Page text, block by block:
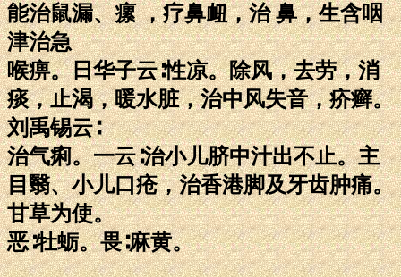
能治鼠漏、瘰 ，疗鼻衄，治 鼻，生含咽
津治急
喉痹。日华子云∶性凉。除风，去劳，消
痰，止渴，暖水脏，治中风失音，疥癣。
刘禹锡云∶
治气痢。一云∶治小儿脐中汁出不止。主
目翳、小儿口疮，治香港脚及牙齿肿痛。
甘草为使。
恶∶牡蛎。畏∶麻黄。